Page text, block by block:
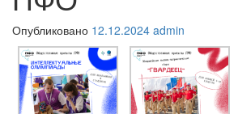
Опубликовано 12.12.2024 admin